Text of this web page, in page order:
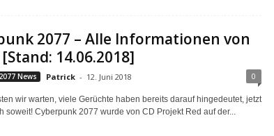
2077 – Alle Informationen von
14.06.2018]
News Patrick - 12. Juni 2018 0
wir warten, viele Gerüchte haben bereits darauf hingedeutet, jetzt
soweit! Cyberpunk 2077 wurde von CD Projekt Red auf der...